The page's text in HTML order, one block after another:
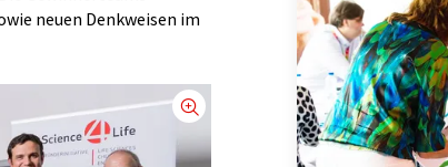
neuen Denkweisen im